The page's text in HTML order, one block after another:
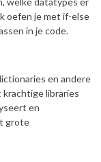
oefen je met if-else
in je code.
en andere
krachtige libraries
en
grote